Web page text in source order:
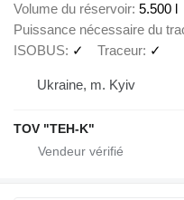
Volume du réservoir 5.500 l
Puissance nécessaire du
ISOBUS ✓ Traceur ✓
Ukraine, m. Kyiv
TOV "TEH-K"